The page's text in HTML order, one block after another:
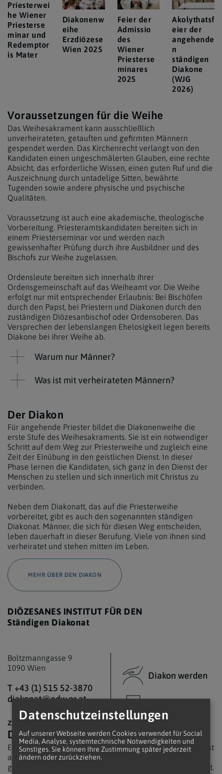
Priesterwei
he Wiener
Priesterse
minar und
Redemptor
is Mater
Diakonenw
eihe
Erzdiözese
Wien 2025
Feier der
Admissio
des
Wiener
Priesterse
minares
2025
Akolythatsf
eier der
angehende
n
ständigen
Diakone
(WJG
2026)
Voraussetzungen für die Weihe
Das Weihesakrament kann ausschließlich
unverheirateten, getauften und gefirmten Männern
gespendet werden. Das Kirchenrecht verlangt von den
Kandidaten einen ungeschmälerten Glauben, eine rechte
Absicht, das erforderliche Wissen, einen guten Ruf und die
Auszeichnung durch untadelige Sitten, bewährte
Tugenden sowie andere physische und psychische
Qualitäten.
Voraussetzung ist auch eine akademische, theologische
Vorbereitung. Priesteramtskandidaten bereiten sich in
einem Priesterseminar vor und werden nach
gewissenhafter Prüfung durch ihre Ausbildner und des
Bischofs zur Weihe zugelassen.
Ordensleute bereiten sich innerhalb ihrer
Ordensgemeinschaft auf das Weiheamt vor. Die Weihe
erfolgt nur mit entsprechender Erlaubnis: Bei Bischöfen
durch den Papst, bei Priestern und Diakonen durch den
zuständigen Diözesanbischof oder Ordensoberen. Das
Versprechen der lebenslangen Ehelosigkeit legen bereits
Diakone bei ihrer Weihe ab.
Warum nur Männer?
Was ist mit verheirateten Männern?
Der Diakon
Für angehende Priester bildet die Diakonenweihe die
erste Stufe des Weihesakraments. Sie ist ein notwendiger
Schritt auf dem Weg zur Priesterweihe und zugleich eine
Zeit der Einübung in den geistlichen Dienst. In dieser
Phase lernen die Kandidaten, sich ganz in den Dienst der
Menschen zu stellen und sich innerlich mit Christus zu
verbinden.
Neben dem Diakonatt, das auf die Priesterweihe
vorbereitet, gibt es auch den sogenannten ständigen
Diakonat. Männer, die sich für diesen Weg entscheiden,
leben dauerhaft in dieser Berufung. Viele von ihnen sind
verheiratet und stehen mitten im Leben.
MEHR ÜBER DEN DIAKON
DIÖZESANES INSTITUT FÜR DEN
Ständigen Diakonat
Boltzmanngasse 9
1090 Wien
T +43 (1) 515 52-3870
diakonat@edw.or.at
zur Website
Diakon werden
Der Priester
Ein Priester wird aus dem Volk genommen und zum Dienst
am Volk gesandt. Der Begriff „Priester“ stammt vom
griechischen Wort presbyteros, was „der Älteste“ bedeutet.
Datenschutzeinstellungen
Auf unserer Webseite werden Cookies verwendet für Social
Media, Analyse, systemtechnische Notwendigkeiten und
Sonstiges. Sie können Ihre Zustimmung später jederzeit
ändern oder zurückziehen.